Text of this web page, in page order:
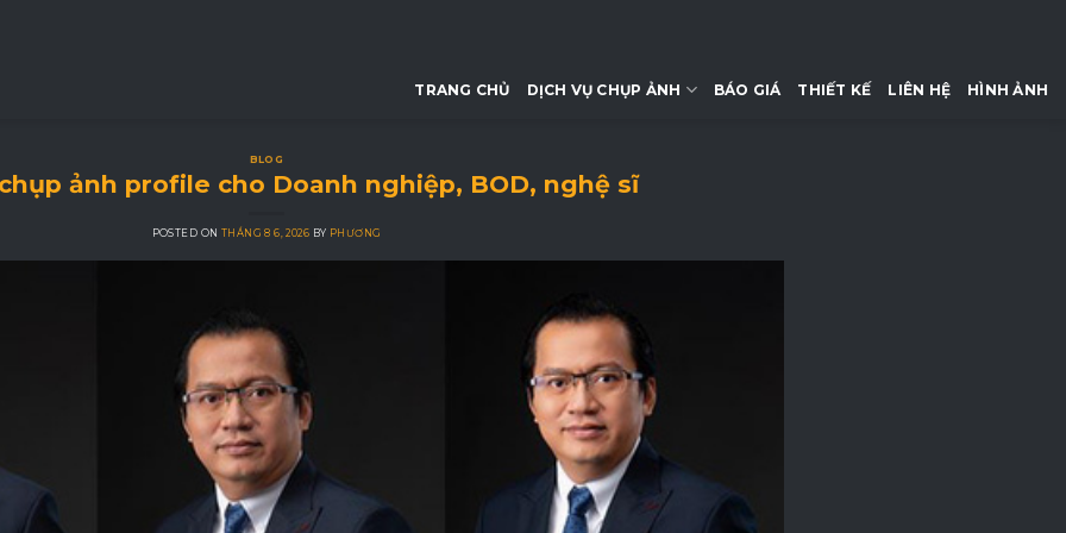
TRANG CHỦ DỊCH VỤ CHỤP ẢNH BÁO GIÁ THIẾT KẾ LIÊN HỆ HÌNH ẢNH
BLOG
ảnh profile cho Doanh nghiệp, BOD, nghệ sĩ
POSTED ON THÁNG 8 6, 2026 BY PHƯƠNG